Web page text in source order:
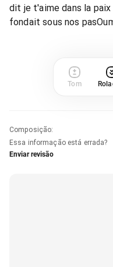
dit je t'aime dans la
fondait sous nos
Tom
Composição:
Essa informação está errada?
Enviar revisão